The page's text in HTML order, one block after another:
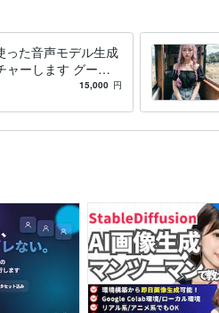
った音声モデル生成
ャーします グーグ
で動作するRVCをご
15,000 円